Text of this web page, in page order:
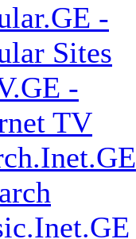
-
Sites
-
TV